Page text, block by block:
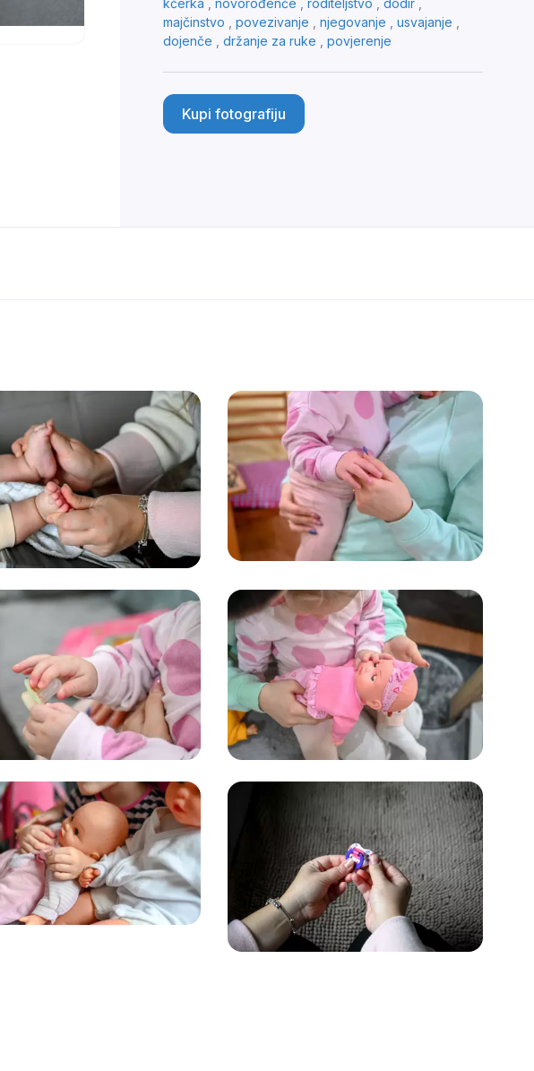
kćerka , novorođenče , roditeljstvo , dodir ,
majčinstvo , povezivanje , njegovanje , usvajanje ,
dojenče , držanje za ruke , povjerenje
Kupi fotografiju